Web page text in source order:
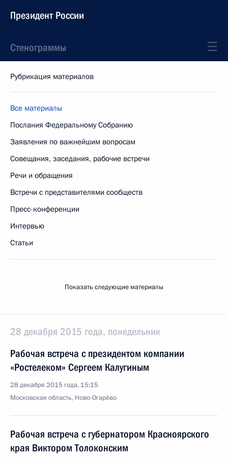
Президент России
Стенограммы
Рубрикация материалов
Все материалы
Послания Федеральному Собранию
Заявления по важнейшим вопросам
Совещания, заседания, рабочие встречи
Речи и обращения
Встречи с представителями сообществ
Пресс-конференции
Интервью
Статьи
Показать следующие материалы
28 декабря 2015 года, понедельник
Рабочая встреча с президентом компании
«Ростелеком» Сергеем Калугиным
28 декабря 2015 года, 15:15
Московская область, Ново-Огарёво
Рабочая встреча с губернатором Красноярского
края Виктором Толоконским